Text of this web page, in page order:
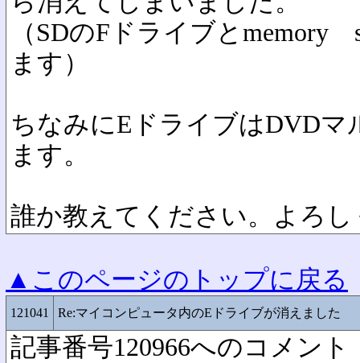
（SDのFドライブと
ます）
ちなみにEドライブはDVD
ます。
誰か教えてください。よろ
▲このページのトップに戻る
121041 Re:マイコンピュータ内のEドライブが消えました
記事番号120966へのコメント